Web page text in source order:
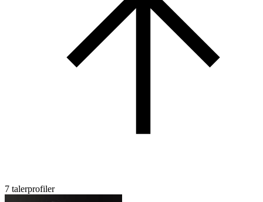
7 talerprofiler